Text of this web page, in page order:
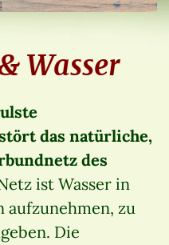
Wasser
das natürliche,
des
ist Wasser in
aufzunehmen, zu
Die